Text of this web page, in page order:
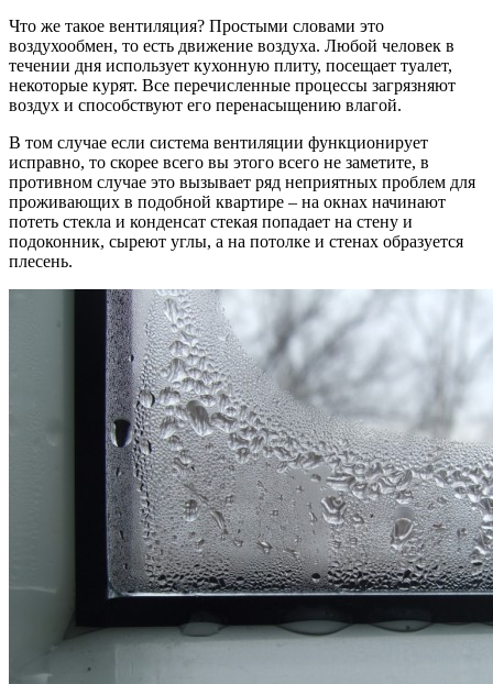
Что же такое вентиляция? Простыми словами это
воздухообмен, то есть движение воздуха. Любой человек в
течении дня использует кухонную плиту, посещает туалет,
некоторые курят. Все перечисленные процессы загрязняют
воздух и способствуют его перенасыщению влагой.
В том случае если система вентиляции функционирует
исправно, то скорее всего вы этого всего не заметите, в
противном случае это вызывает ряд неприятных проблем для
проживающих в подобной квартире – на окнах начинают
потеть стекла и конденсат стекая попадает на стену и
подоконник, сыреют углы, а на потолке и стенах образуется
плесень.